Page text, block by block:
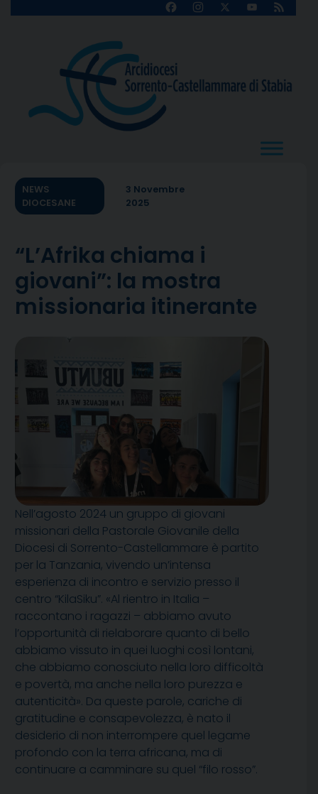
FacebookInstagram
X
YouTube
Feed
NEWS
DIOCESANE
3 Novembre
2025
“L’Afrika chiama i
giovani”: la mostra
missionaria itinerante
Nell’agosto 2024 un gruppo di giovani
missionari della Pastorale Giovanile della
Diocesi di Sorrento-Castellammare è partito
per la Tanzania, vivendo un’intensa
esperienza di incontro e servizio presso il
centro “KilaSiku”. «Al rientro in Italia –
raccontano i ragazzi – abbiamo avuto
l’opportunità di rielaborare quanto di bello
abbiamo vissuto in quei luoghi così lontani,
che abbiamo conosciuto nella loro difficoltà
e povertà, ma anche nella loro purezza e
autenticità». Da queste parole, cariche di
gratitudine e consapevolezza, è nato il
desiderio di non interrompere quel legame
profondo con la terra africana, ma di
continuare a camminare su quel “filo rosso”.